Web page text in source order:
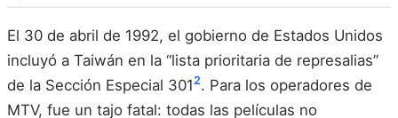
El 30 de abril de 1992, el gobierno de Estados Unidos
incluyó a Taiwán en la “lista prioritaria de represalias”
de la Sección Especial 3012. Para los operadores de
MTV, fue un tajo fatal: todas las películas no